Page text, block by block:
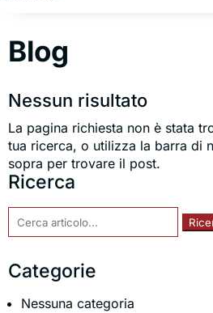
Blog
Nessun risultato
La pagina richiesta non è stata
tua ricerca, o utilizza la barra di
sopra per trovare il post.
Ricerca
Cerca:
Categorie
Nessuna categoria